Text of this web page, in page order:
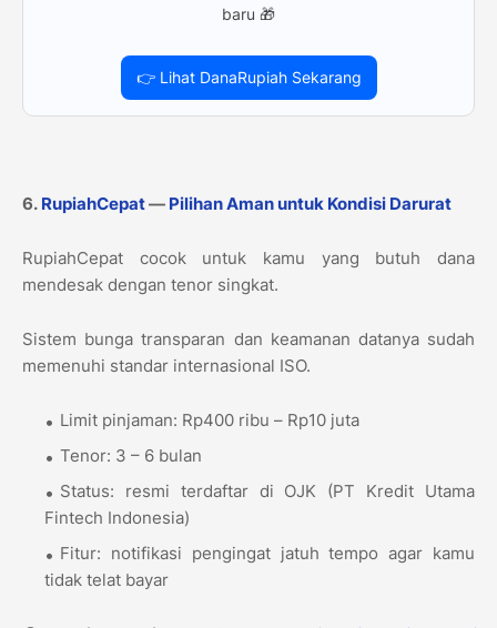
baru 🎁
👉 Lihat DanaRupiah Sekarang
6. RupiahCepat— Pilihan Aman untuk Kondisi Darurat
RupiahCepat cocok untuk kamu yang butuh dana
mendesak dengan tenor singkat.
Sistem bunga transparan dan keamanan datanya sudah
memenuhi standar internasional ISO.
Limit pinjaman: Rp400 ribu – Rp10 juta
Tenor: 3 – 6 bulan
Status: resmi terdaftar di OJK (PT Kredit Utama
Fintech Indonesia)
Fitur: notifikasi pengingat jatuh tempo agar kamu
tidak telat bayar